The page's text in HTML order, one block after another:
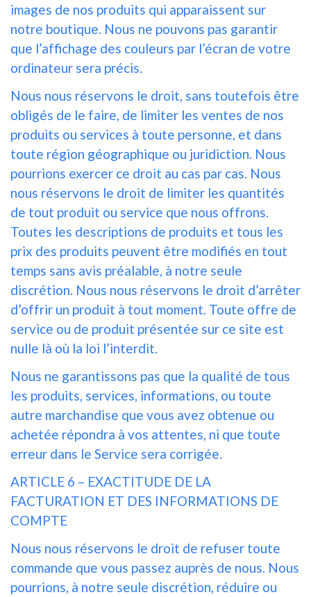
images de nos produits qui apparaissent sur
notre boutique. Nous ne pouvons pas garantir
que l’affichage des couleurs par l’écran de votre
ordinateur sera précis.
Nous nous réservons le droit, sans toutefois être
obligés de le faire, de limiter les ventes de nos
produits ou services à toute personne, et dans
toute région géographique ou juridiction. Nous
pourrions exercer ce droit au cas par cas. Nous
nous réservons le droit de limiter les quantités
de tout produit ou service que nous offrons.
Toutes les descriptions de produits et tous les
prix des produits peuvent être modifiés en tout
temps sans avis préalable, à notre seule
discrétion. Nous nous réservons le droit d’arrêter
d’offrir un produit à tout moment. Toute offre de
service ou de produit présentée sur ce site est
nulle là où la loi l’interdit.
Nous ne garantissons pas que la qualité de tous
les produits, services, informations, ou toute
autre marchandise que vous avez obtenue ou
achetée répondra à vos attentes, ni que toute
erreur dans le Service sera corrigée.
ARTICLE 6 – EXACTITUDE DE LA
FACTURATION ET DES INFORMATIONS DE
COMPTE
Nous nous réservons le droit de refuser toute
commande que vous passez auprès de nous. Nous
pourrions, à notre seule discrétion, réduire ou